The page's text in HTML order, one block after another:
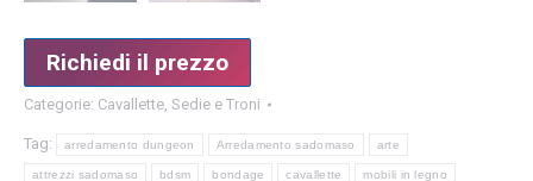
Richiedi il prezzo
Categorie: Cavallette, Sedie e Troni
Tag: arredamento dungeon Arredamento sadomaso arte
attrezzi sadomaso bdsm bondage cavallette mobili in legno